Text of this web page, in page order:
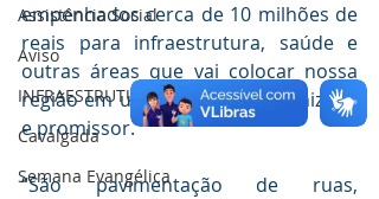
Assistência Social
Aviso
INFRAESTRUTURA
Cavalgada
Semana Evangélica
empenhados cerca de 10 milhões de
reais para infraestrutura, saúde e
outras áreas que vai colocar nossa
região em um patamar modernizado
e promissor.”
“São pavimentação de ruas,